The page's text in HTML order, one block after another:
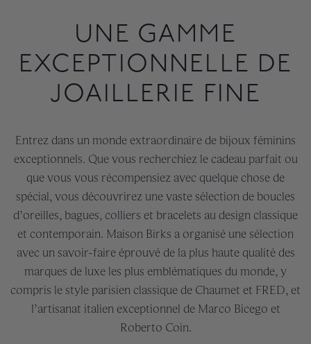
UNE GAMME
EXCEPTIONNELLE DE
JOAILLERIE FINE
Entrez dans un monde extraordinaire de bijoux féminins
exceptionnels. Que vous recherchiez le cadeau parfait ou
que vous vous récompensiez avec quelque chose de
spécial, vous découvrirez une vaste sélection de boucles
d’oreilles, bagues, colliers et bracelets au design classique
et contemporain. Maison Birks a organisé une sélection
avec un savoir-faire éprouvé de la plus haute qualité des
marques de luxe les plus emblématiques du monde, y
compris le style parisien classique de Chaumet et FRED, et
l’artisanat italien exceptionnel de Marco Bicego et
Roberto Coin.